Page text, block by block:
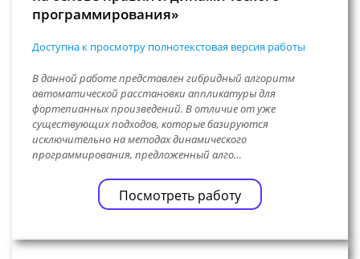
программирования»
Доступна к просмотру полнотекстовая версия работы
В данной работе представлен гибридный алгоритм
автоматической расстановки аппликатуры для
фортепианных произведений. В отличие от уже
существующих подходов, которые базируются
исключительно на методах динамического
программирования, предложенный алго…
Посмотреть работу